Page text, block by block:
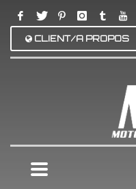
CLIENT/A PROPOS